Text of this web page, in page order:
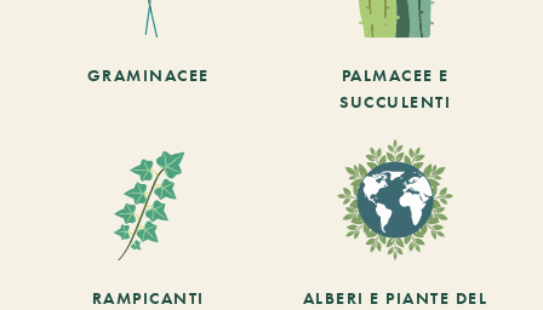
GRAMINACEE
PALMACEE E
SUCCULENTI
RAMPICANTI
ALBERI E PIANTE DEL